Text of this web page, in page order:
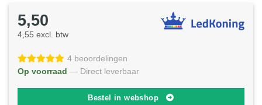
5,50
4,55 excl. btw
4 beoordelingen
Op voorraad — Direct leverbaar
Bestel in webshop